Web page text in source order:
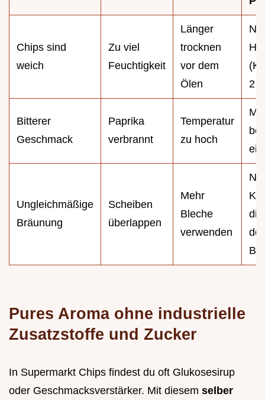
Chips sind
weich
Zu viel
Feuchtigkeit
Länger
trocknen
vor dem
Ölen
2
Bitterer
Geschmack
Paprika
verbrannt
Temperatur
zu hoch
Ungleichmäßige
Bräunung
Scheiben
überlappen
Mehr
Bleche
verwenden
Pures Aroma ohne industrielle
Zusatzstoffe und Zucker
In Supermarkt Chips findest du oft Glukosesirup
oder Geschmacksverstärker. Mit diesem selber